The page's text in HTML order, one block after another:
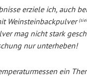
erziele ich, auch
Weinsteinbackpulver
mag nicht stark
nur unterheben!
ein